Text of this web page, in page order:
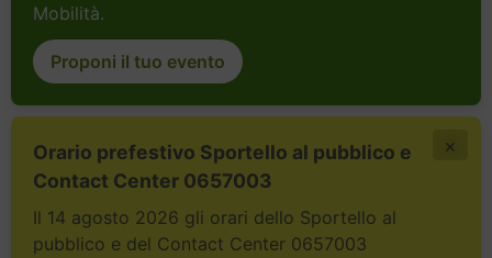
Mobilità.
Proponi il tuo evento
Orario prefestivo Sportello al pubblico e
Contact Center 0657003
Il 14 agosto 2026 gli orari dello Sportello al
pubblico e del Contact Center 0657003
×